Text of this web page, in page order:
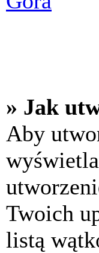
» Jak
Aby
Twoich
listą